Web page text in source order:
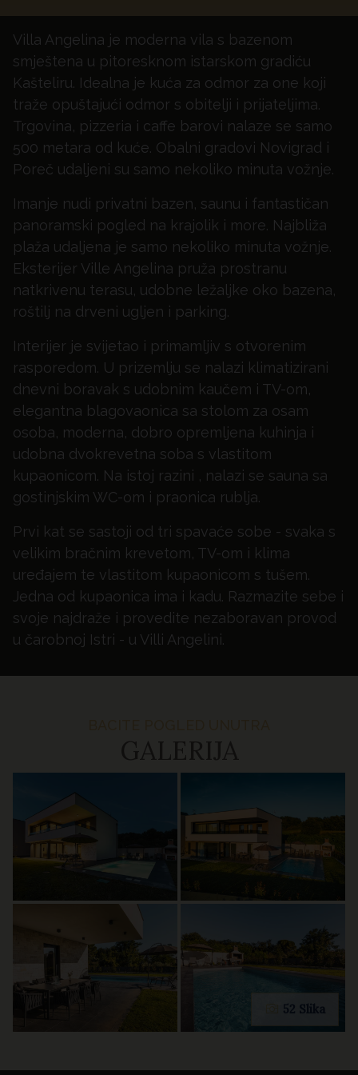
Villa Angelina je moderna vila s bazenom
smještena u pitoresknom istarskom gradiću
Kašteliru. Idealna je kuća za odmor za one koji
traže opuštajući odmor s obitelji i prijateljima.
Trgovina, pizzeria i caffe barovi nalaze se samo
500 metara od kuće. Obalni gradovi Novigrad i
Poreč udaljeni su samo nekoliko minuta vožnje.
Imanje nudi privatni bazen, saunu i fantastičan
panoramski pogled na krajolik i more. Najbliža
plaža udaljena je samo nekoliko minuta vožnje.
Eksterijer Ville Angelina pruža prostranu
natkrivenu terasu, udobne ležaljke oko bazena,
roštilj na drveni ugljen i parking.
Interijer je svijetao i primamljiv s otvorenim
rasporedom. U prizemlju se nalazi klimatizirani
dnevni boravak s udobnim kaučem i TV-om,
elegantna blagovaonica sa stolom za osam
osoba, moderna, dobro opremljena kuhinja i
udobna dvokrevetna soba s vlastitom
kupaonicom. Na istoj razini , nalazi se sauna sa
gostinjskim WC-om i praonica rublja.
Prvi kat se sastoji od tri spavaće sobe - svaka s
velikim bračnim krevetom, TV-om i klima
uređajem te vlastitom kupaonicom s tušem.
Jedna od kupaonica ima i kadu. Razmazite sebe i
svoje najdraže i provedite nezaboravan provod
u čarobnoj Istri - u Villi Angelini.
52 Slika